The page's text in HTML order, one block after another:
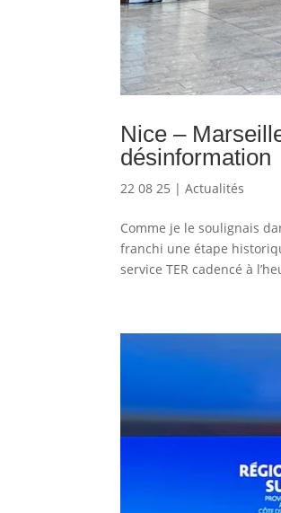
Nice –
désinformation
22 08 25 |Actualités
Comme je le soulignais
franchi une étape
service TER cadencé à